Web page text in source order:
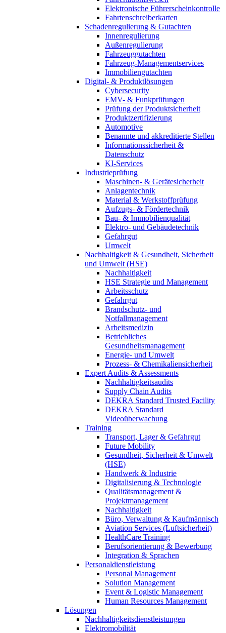
Elektronische Führerscheinkontrolle
Fahrtenschreiberkarten
Schadenregulierung & Gutachten
Innenregulierung
Außenregulierung
Fahrzeuggutachten
Fahrzeug-Managementservices
Immobiliengutachten
Digital- & Produktlösungen
Cybersecurity
EMV- & Funkprüfungen
Prüfung der Produktsicherheit
Produktzertifizierung
Automotive
Benannte und akkreditierte Stellen
Informationssicherheit &
Datenschutz
KI-Services
Industrieprüfung
Maschinen- & Gerätesicherheit
Anlagentechnik
Material & Werkstoffprüfung
Aufzugs- & Fördertechnik
Bau- & Immobilienqualität
Elektro- und Gebäudetechnik
Gefahrgut
Umwelt
Nachhaltigkeit & Gesundheit, Sicherheit
und Umwelt (HSE)
Nachhaltigkeit
HSE Strategie und Management
Arbeitsschutz
Gefahrgut
Brandschutz- und
Notfallmanagement
Arbeitsmedizin
Betriebliches
Gesundheitsmanagement
Energie- und Umwelt
Prozess- & Chemikaliensicherheit
Expert Audits & Assessments
Nachhaltigkeitsaudits
Supply Chain Audits
DEKRA Standard Trusted Facility
DEKRA Standard
Videoüberwachung
Training
Transport, Lager & Gefahrgut
Future Mobility
Gesundheit, Sicherheit & Umwelt
(HSE)
Handwerk & Industrie
Digitalisierung & Technologie
Qualitätsmanagement &
Projektmanagement
Nachhaltigkeit
Büro, Verwaltung & Kaufmännisch
Aviation Services (Luftsicherheit)
HealthCare Training
Berufsorientierung & Bewerbung
Integration & Sprachen
Personaldienstleistung
Personal Management
Solution Management
Event & Logistic Management
Human Resources Management
Lösungen
Nachhaltigkeitsdienstleistungen
Elektromobilität